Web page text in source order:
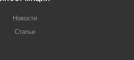
Новости
Статьи